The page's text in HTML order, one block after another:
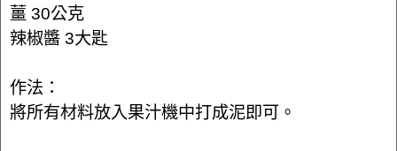
薑 30公克
辣椒醬 3大匙
作法：
將所有材料放入果汁機中打成泥即可。